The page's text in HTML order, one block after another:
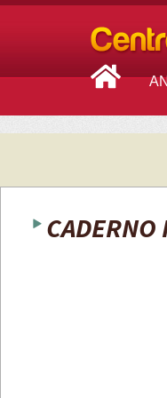
CADERNO